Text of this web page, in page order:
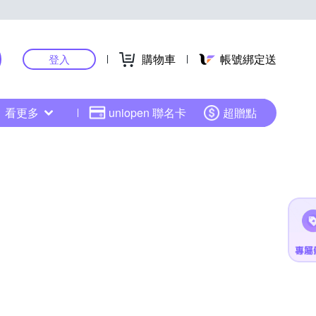
登入 購物車 帳號綁定送
看更多 uniopen 聯名卡 超贈點